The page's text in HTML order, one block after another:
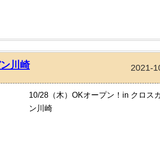
川崎 2021-
10/28（木）OKオープン！in クロス
ン川崎